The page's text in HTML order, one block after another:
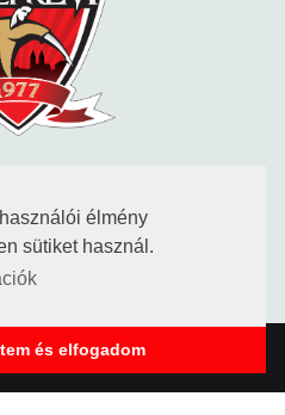
élmény
sütiket használ.
és elfogadom
KAPCSOLAT
TAO HATÁROZATOK